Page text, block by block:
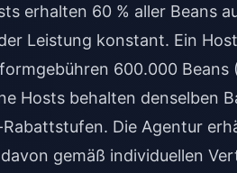
erhalten 60 % aller Beans
Leistung konstant. Ein
600.000 Beans
Hosts behalten denselben
Die Agentur
gemäß individuellen